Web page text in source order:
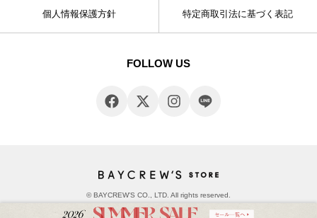
個人情報保護方針 特定商取引法に基づく表記
FOLLOW US
© BAYCREW’S CO., LTD. All rights reserved.